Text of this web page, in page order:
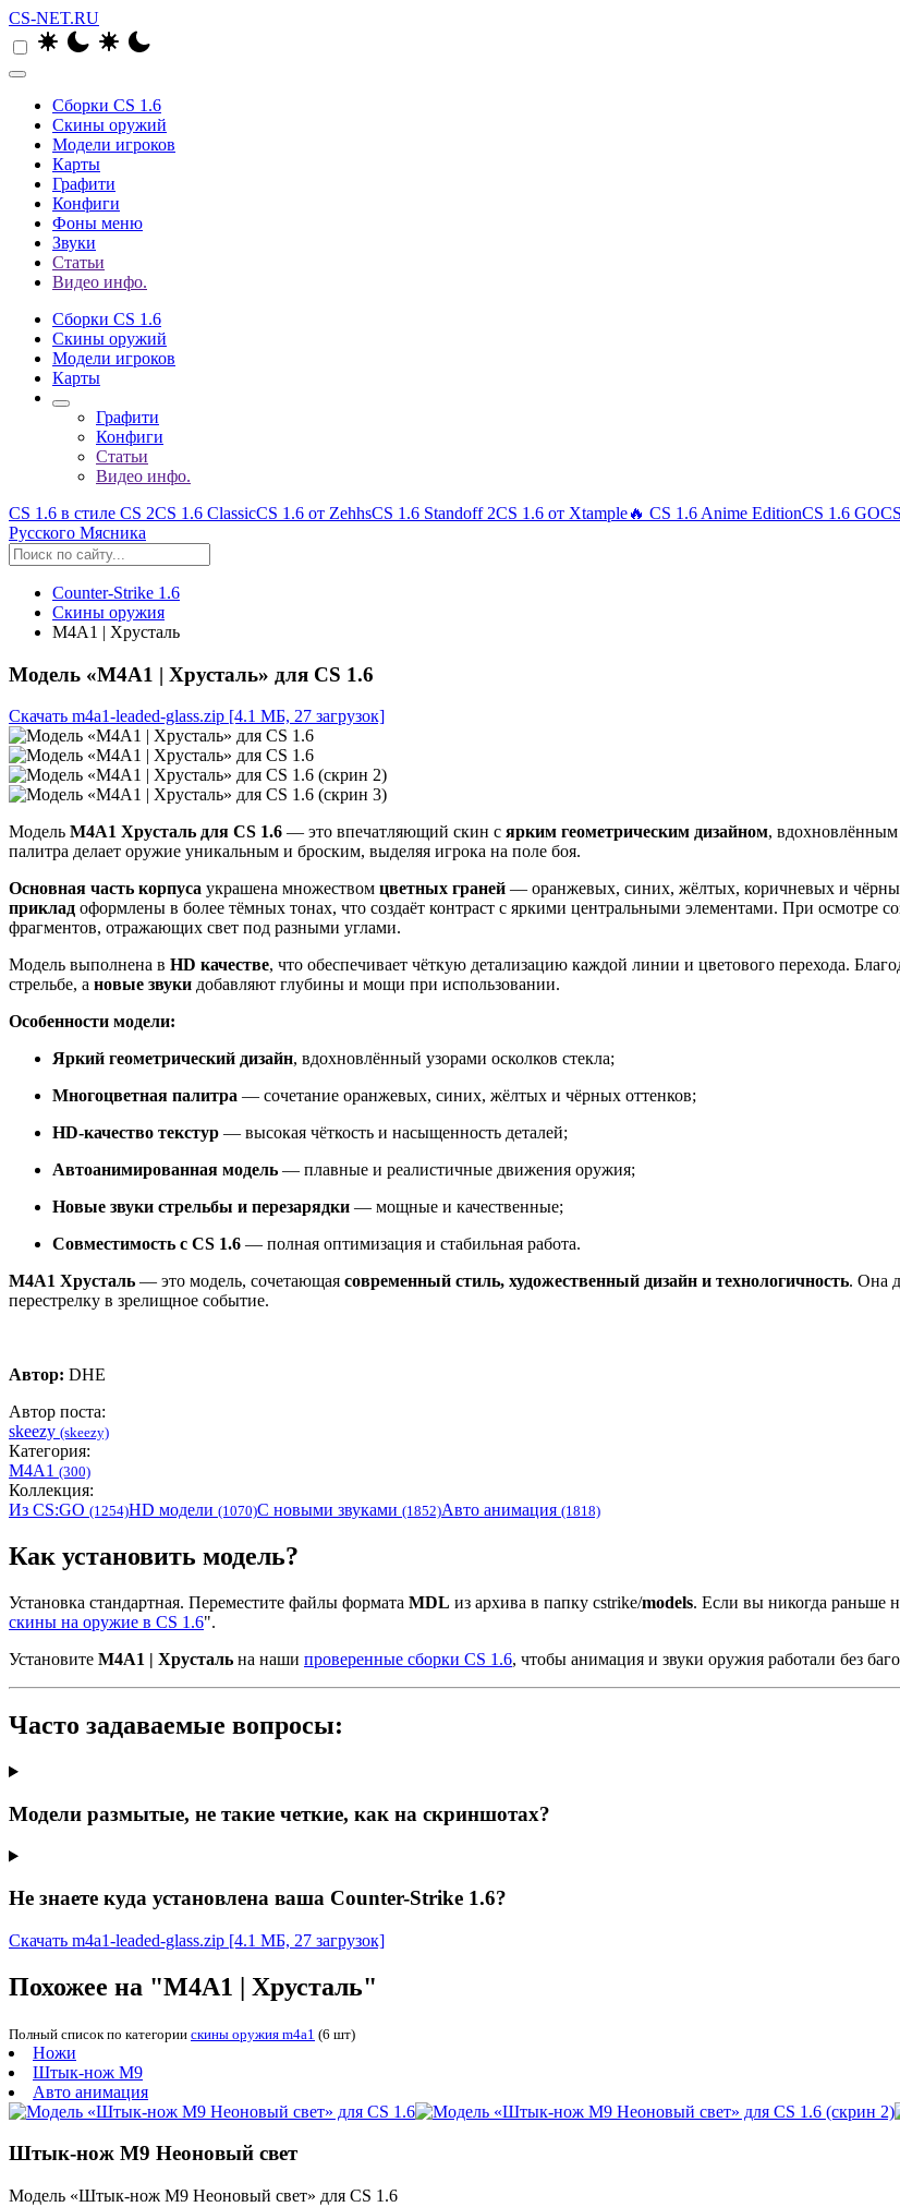
CS-NET.RU
Сборки CS 1.6
Скины оружий
Модели игроков
Карты
Графити
Конфиги
Фоны меню
Звуки
Статьи
Видео инфо.
Сборки CS 1.6
Скины оружий
Модели игроков
Карты
Графити
Конфиги
Статьи
Видео инфо.
CS 1.6 в стиле CS 2CS 1.6 ClassicCS 1.6 от ZehhsCS 1.6 Standoff 2CS 1.6 от Xtample🔥 CS 1.6 Anime EditionCS 1.6 GO
Русского Мясника
Counter-Strike 1.6
Скины оружия
M4A1 | Хрусталь
Модель «M4A1 | Хрусталь» для CS 1.6
Скачать m4a1-leaded-glass.zip [4.1 МБ, 27 загрузок]
Модель M4A1 Хрусталь для CS 1.6 — это впечатляющий скин с ярким геометрическим дизайном, вдохновлённым
палитра делает оружие уникальным и броским, выделяя игрока на поле боя.
Основная часть корпуса украшена множеством цветных граней — оранжевых, синих, жёлтых, коричневых и
приклад оформлены в более тёмных тонах, что создаёт контраст с яркими центральными элементами. При осмотре
фрагментов, отражающих свет под разными углами.
Модель выполнена в HD качестве, что обеспечивает чёткую детализацию каждой линии и цветового перехода.
стрельбе, а новые звуки добавляют глубины и мощи при использовании.
Особенности модели:
Яркий геометрический дизайн, вдохновлённый узорами осколков стекла;
Многоцветная палитра — сочетание оранжевых, синих, жёлтых и чёрных оттенков;
HD-качество текстур — высокая чёткость и насыщенность деталей;
Автоанимированная модель — плавные и реалистичные движения оружия;
Новые звуки стрельбы и перезарядки — мощные и качественные;
Совместимость с CS 1.6 — полная оптимизация и стабильная работа.
M4A1 Хрусталь — это модель, сочетающая современный стиль, художественный дизайн и технологичность. Она
перестрелку в зрелищное событие.
Автор: DHE
Автор поста:
skeezy (skeezy)
Категория:
M4A1 (300)
Коллекция:
Из CS:GO (1254)HD модели (1070)С новыми звуками (1852)Авто анимация (1818)
Как установить модель?
Установка стандартная. Переместите файлы формата MDL из архива в папку cstrike/models. Если вы никогда раньше
скины на оружие в CS 1.6".
Установите M4A1 | Хрусталь на наши проверенные сборки CS 1.6, чтобы анимация и звуки оружия работали без
Часто задаваемые вопросы:
Модели размытые, не такие четкие, как на скриншотах?
Не знаете куда установлена ваша Counter-Strike 1.6?
Скачать m4a1-leaded-glass.zip [4.1 МБ, 27 загрузок]
Похожее на "M4A1 | Хрусталь"
Полный список по категории скины оружия m4a1 (6 шт)
Ножи
Штык-нож М9
Авто анимация
Штык-нож М9 Неоновый свет
Модель «Штык-нож М9 Неоновый свет» для CS 1.6